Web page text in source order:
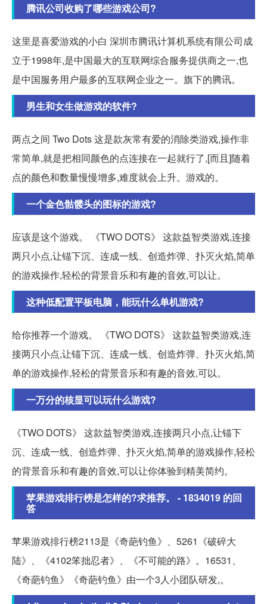
腾讯公司收购了哪些游戏公司?
这里是喜爱游戏的小白 深圳市腾讯计算机系统有限公司成
立于1998年,是中国最大的互联网综合服务提供商之一,也
是中国服务用户最多的互联网企业之一。旗下的腾讯。
男生和女生做游戏的软件?
两点之间 Two Dots 这是款灰常有爱的消除类游戏,操作非
常简单,就是把相同颜色的点连接在一起就行了,[而且]随着
点的颜色和数量慢慢增多,难度就会上升。游戏的。
一个金色骷髅头的图标的游戏?
应该是这个游戏。 《TWO DOTS》 这款益智类游戏,连接
两只小点,让锚下沉、连成一线、创造炸弹、扑灭火焰,简单
的游戏操作,轻松的背景音乐和有趣的音效,可以让。
这种低配置平板电脑，能玩什么单机游戏?
给你推荐一个游戏。 《TWO DOTS》 这款益智类游戏,连
接两只小点,让锚下沉、连成一线、创造炸弹、扑灭火焰,简
单的游戏操作,轻松的背景音乐和有趣的音效,可以。
一万分的核显可以玩什么游戏?
《TWO DOTS》 这款益智类游戏,连接两只小点,让锚下
沉、连成一线、创造炸弹、扑灭火焰,简单的游戏操作,轻松
的背景音乐和有趣的音效,可以让你体验到精美简约。
苹果游戏排行榜是怎样的?求推荐。 - 1834019 的回
答
苹果游戏排行榜2113是《奇葩钓鱼》、5261《破碎大
陆》、《4102笨拙忍者》、《不可能的路》。16531、
《奇葩钓鱼》《奇葩钓鱼》由一个3人小团队研发,。